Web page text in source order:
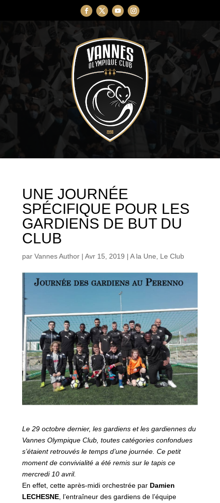
UNE JOURNÉE
SPÉCIFIQUE POUR LES
GARDIENS DE BUT DU
CLUB
par Vannes Author| Avr 15, 2019 | A la Une, Le Club
Le 29 octobre dernier, les gardiens et les gardiennes du
Vannes Olympique Club, toutes catégories confondues
s’étaient retrouvés le temps d’une journée. Ce petit
moment de convivialité a été remis sur le tapis ce
mercredi 10 avril.
En effet, cette après-midi orchestrée par Damien
LECHESNE, l’entraîneur des gardiens de l’équipe